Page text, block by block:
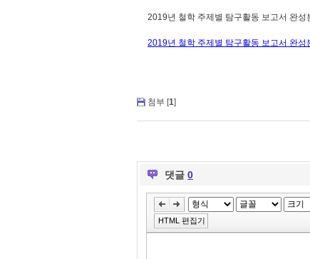
2019년 철학 주제별 탐구활동 보고서 완성
2019년 철학 주제별 탐구활동 보고서 완
첨부 [1]
댓글 0
HTML 편집기